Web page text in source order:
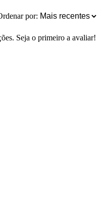
por:
Seja o primeiro a avaliar!